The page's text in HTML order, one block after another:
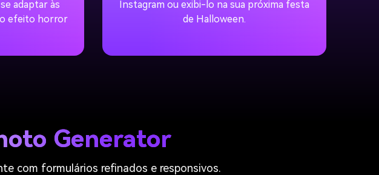
adaptar às
efeito horror
Instagram ou exibi-lo na sua próxima festa
de Halloween.
Generator
com formulários refinados e responsivos.